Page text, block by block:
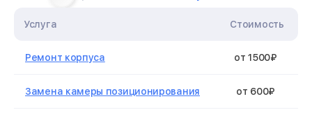
Услуга Стоимость
Ремонт корпуса от 1500₽
Замена камеры позиционирования от 600₽